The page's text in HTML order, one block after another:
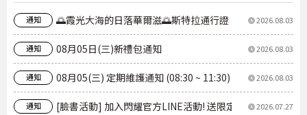
通知 🌅霞光大海的日落華爾滋🌅斯特拉通行證 2026.08.03
通知 08月05日(三)新禮包通知 2026.08.03
通知 08月05(三) 定期維護通知 (08:30 ~ 11:30) 2026.08.03
通知 [臉書活動] 加入閃耀官方LINE活動! 送限定【胖乎乎的🐇兔
2026.07.27